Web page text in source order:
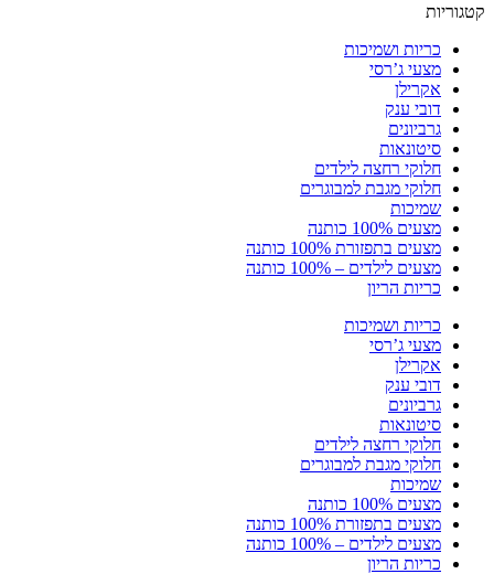
קטגוריות
כריות ושמיכות
מצעי ג’רסי
אקרילן
דובי ענק
גרביונים
סיטונאות
חלוקי רחצה לילדים
חלוקי מגבת למבוגרים
שמיכות
מצעים 100% כותנה
מצעים בתפזורת 100% כותנה
מצעים לילדים – 100% כותנה
כריות הריון
כריות ושמיכות
מצעי ג’רסי
אקרילן
דובי ענק
גרביונים
סיטונאות
חלוקי רחצה לילדים
חלוקי מגבת למבוגרים
שמיכות
מצעים 100% כותנה
מצעים בתפזורת 100% כותנה
מצעים לילדים – 100% כותנה
כריות הריון